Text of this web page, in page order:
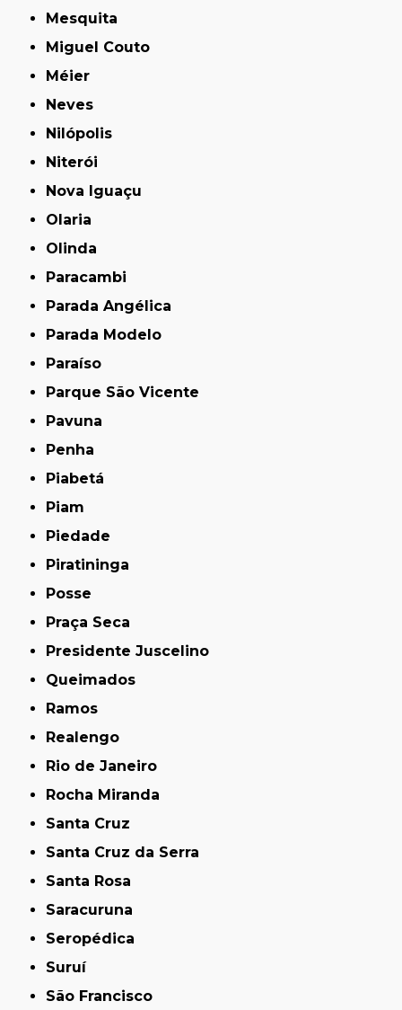
Mesquita
Miguel Couto
Méier
Neves
Nilópolis
Niterói
Nova Iguaçu
Olaria
Olinda
Paracambi
Parada Angélica
Parada Modelo
Paraíso
Parque São Vicente
Pavuna
Penha
Piabetá
Piam
Piedade
Piratininga
Posse
Praça Seca
Presidente Juscelino
Queimados
Ramos
Realengo
Rio de Janeiro
Rocha Miranda
Santa Cruz
Santa Cruz da Serra
Santa Rosa
Saracuruna
Seropédica
Suruí
São Francisco